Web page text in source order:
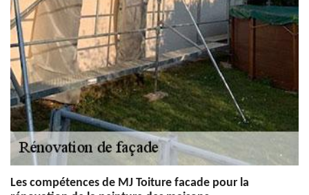
Les compétences de MJ Toiture facade pour la